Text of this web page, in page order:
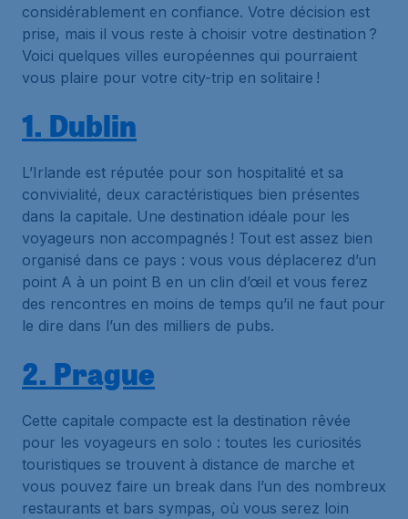
considérablement en confiance. Votre décision est
prise, mais il vous reste à choisir votre destination ?
Voici quelques villes européennes qui pourraient
vous plaire pour votre city-trip en solitaire !
1. Dublin
L’Irlande est réputée pour son hospitalité et sa
convivialité, deux caractéristiques bien présentes
dans la capitale. Une destination idéale pour les
voyageurs non accompagnés ! Tout est assez bien
organisé dans ce pays : vous vous déplacerez d’un
point A à un point B en un clin d’œil et vous ferez
des rencontres en moins de temps qu’il ne faut pour
le dire dans l’un des milliers de pubs.
2. Prague
Cette capitale compacte est la destination rêvée
pour les voyageurs en solo : toutes les curiosités
touristiques se trouvent à distance de marche et
vous pouvez faire un break dans l’un des nombreux
restaurants et bars sympas, où vous serez loin